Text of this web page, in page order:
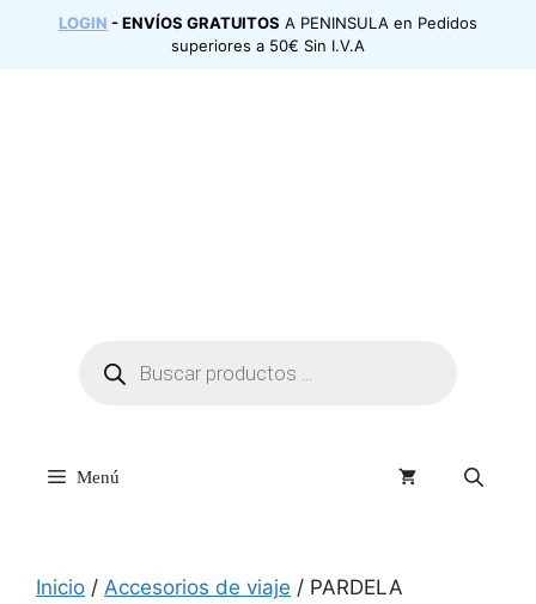
LOGIN - ENVÍOS GRATUITOS A PENINSULA en Pedidos
superiores a 50€ Sin I.V.A
productos
Menú
Inicio / Accesorios de viaje / PARDELA